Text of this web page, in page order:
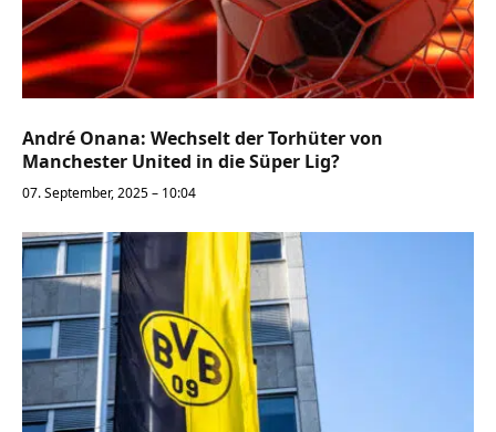
André Onana: Wechselt der Torhüter von
Manchester United in die Süper Lig?
07. September, 2025 – 10:04